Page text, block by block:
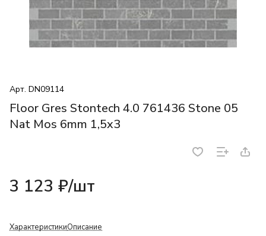
Арт. DN09114
Floor Gres Stontech 4.0 761436 Stone 05
Nat Mos 6mm 1,5x3
3 123 ₽/шт
ХарактеристикиОписание